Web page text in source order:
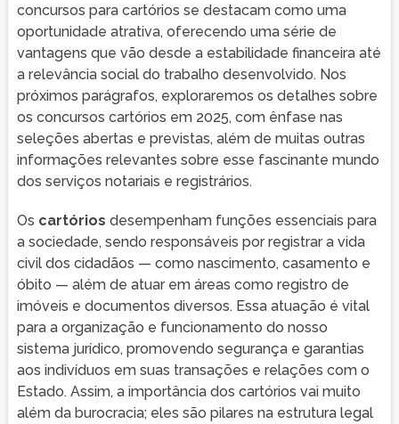
concursos para cartórios se destacam como uma
oportunidade atrativa, oferecendo uma série de
vantagens que vão desde a estabilidade financeira até
a relevância social do trabalho desenvolvido. Nos
próximos parágrafos, exploraremos os detalhes sobre
os concursos cartórios em 2025, com ênfase nas
seleções abertas e previstas, além de muitas outras
informações relevantes sobre esse fascinante mundo
dos serviços notariais e registrários.
Os cartórios desempenham funções essenciais para
a sociedade, sendo responsáveis por registrar a vida
civil dos cidadãos — como nascimento, casamento e
óbito — além de atuar em áreas como registro de
imóveis e documentos diversos. Essa atuação é vital
para a organização e funcionamento do nosso
sistema jurídico, promovendo segurança e garantias
aos indivíduos em suas transações e relações com o
Estado. Assim, a importância dos cartórios vai muito
além da burocracia; eles são pilares na estrutura legal